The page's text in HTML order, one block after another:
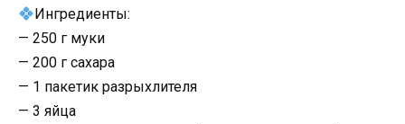
Ингредиенты:
— 250 г муки
— 200 г сахара
— 1 пакетик разрыхлителя
— 3 яйца